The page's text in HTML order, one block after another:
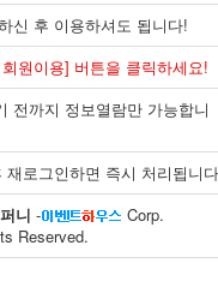
운조합 20 한국산업은행 20
신 후 이용하셔도 됩니다!
원이용] 버튼을 클릭하세요!
전까지 정보열람만 가능합니
재로그인하면 즉시 처리됩니
니 -
Corp.
Reserved.